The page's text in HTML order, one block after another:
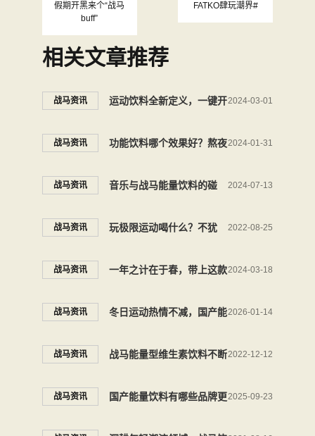
假期开黑来个“战马
buff”
FATKO肆玩潮界#
相关文章推荐
战马资讯 运动饮料全新定义，一键开
启新年新篇章
2024-03-01
战马资讯 功能饮料哪个效果好？熬夜
加班推荐它
2024-01-31
战马资讯 音乐与战马能量饮料的碰
撞，来自夏日的同频能量
2024-07-13
战马资讯 玩极限运动喝什么？不犹
豫，就选战马能量型维生素
2022-08-25
战马资讯 一年之计在于春，带上这款
热门运动饮料跑起来
2024-03-18
战马资讯 冬日运动热情不减，国产能
量饮料战马助力年轻人运动
2026-01-14
战马资讯 战马能量型维生素饮料不断
创新与突破，成为备受年轻
2022-12-12
战马资讯 国产能量饮料有哪些品牌更
受年轻人喜欢，开学季当然
2025-09-23